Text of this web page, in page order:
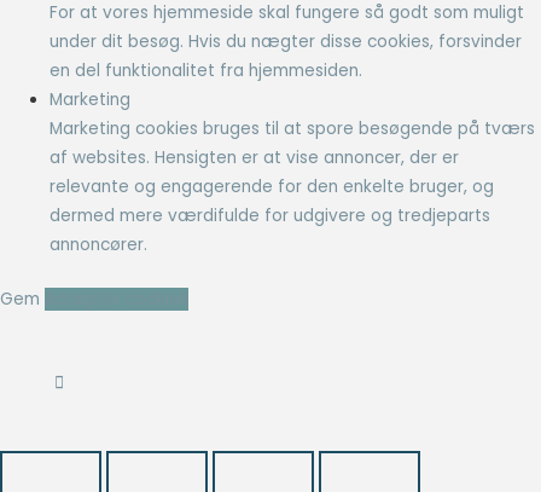
For at vores hjemmeside skal fungere så godt som muligt
under dit besøg. Hvis du nægter disse cookies, forsvinder
en del funktionalitet fra hjemmesiden.
Marketing
Marketing cookies bruges til at spore besøgende på tværs
af websites. Hensigten er at vise annoncer, der er
relevante og engagerende for den enkelte bruger, og
dermed mere værdifulde for udgivere og tredjeparts
annoncører.
Gem